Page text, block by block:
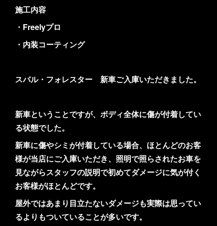
施工内容
・Freelyプロ
・内装コーティング
スバル・フォレスター 新車ご入庫いただきました。
新車ということですが、ボディ全体に傷が付着してい
る状態でした。
新車に傷やシミが付着している場合、ほとんどのお客
様が当店にご入庫いただき、照明で照らされたお車を
見ながらスタッフの説明で初めてダメージに気が付く
お客様がほとんどです。
屋外ではあまり目立たないダメージも実際は思ってい
るよりもついていることが多いです。